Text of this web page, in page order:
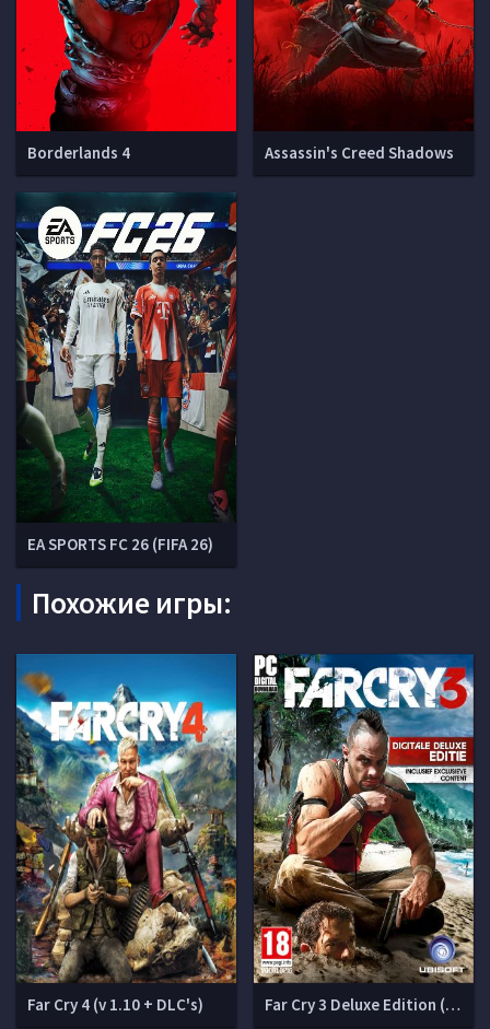
Borderlands 4 Assassin's Creed Shadows
EA SPORTS FC 26 (FIFA 26)
Похожие игры:
Far Cry 4 (v 1.10 + DLC's) Far Cry 3 Deluxe Edition (v 1.05)